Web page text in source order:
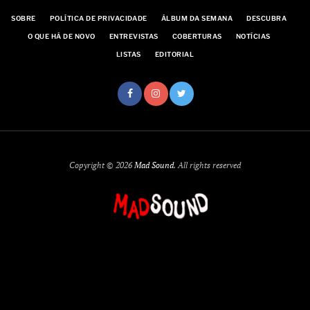
SOBRE POLÍTICA DE PRIVACIDADE ÁLBUM DA SEMANA DESCUBRA
O QUE HÁ DE NOVO ENTREVISTAS COBERTURAS NOTÍCIAS
LISTAS EDITORIAL
Copyright © 2026Mad Sound. All rights reserved